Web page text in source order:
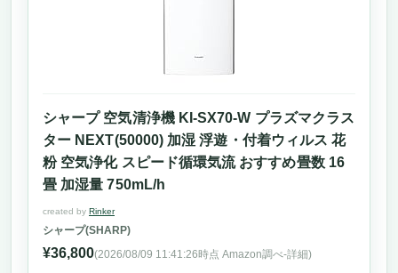
シャープ 空気清浄機 KI-SX70-W プラズマクラス
ター NEXT(50000) 加湿 浮遊・付着ウィルス 花
粉 空気浄化 スピード循環気流 おすすめ畳数 16
畳 加湿量 750mL/h
created by Rinker
シャープ(SHARP)
¥36,800(2026/08/09 11:41:26時点 Amazon調べ-詳細)